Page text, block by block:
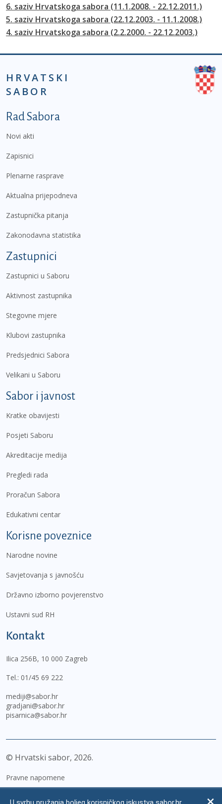
6. saziv Hrvatskoga sabora (11.1.2008. - 22.12.2011.)
5. saziv Hrvatskoga sabora (22.12.2003. - 11.1.2008.)
4. saziv Hrvatskoga sabora (2.2.2000. - 22.12.2003.)
HRVATSKI
SABOR
Podnožje prvi izbornik
Rad Sabora
Novi akti
Zapisnici
Plenarne rasprave
Aktualna prijepodneva
Zastupnička pitanja
Zakonodavna statistika
Zastupnici
Zastupnici u Saboru
Aktivnost zastupnika
Stegovne mjere
Klubovi zastupnika
Predsjednici Sabora
Velikani u Saboru
Sabor i javnost
Kratke obavijesti
Posjeti Saboru
Akreditacije medija
Pregledi rada
Proračun Sabora
Edukativni centar
Korisne poveznice
Narodne novine
Savjetovanja s javnošću
Državno izborno povjerenstvo
Ustavni sud RH
Kontakt
Ilica 256B, 10 000 Zagreb
Tel.: 01/45 69 222
mediji@sabor.hr
gradjani@sabor.hr
pisarnica@sabor.hr
© Hrvatski sabor, 2026
Pravne napomene